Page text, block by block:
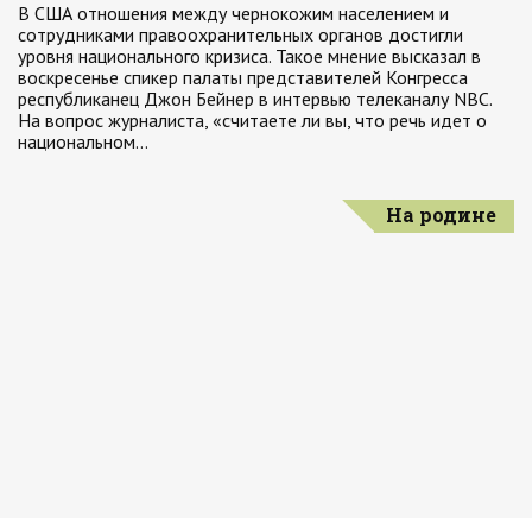
В США отношения между чернокожим населением и
сотрудниками правоохранительных органов достигли
уровня национального кризиса. Такое мнение высказал в
воскресенье спикер палаты представителей Конгресса
республиканец Джон Бейнер в интервью телеканалу NBC.
На вопрос журналиста, «считаете ли вы, что речь идет о
национальном…
На родине